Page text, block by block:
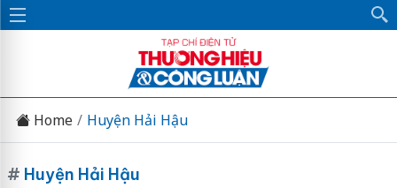
Home Huyện Hải Hậu
# Huyện Hải Hậu